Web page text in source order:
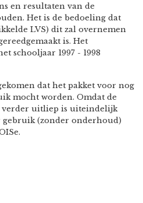
en resultaten van de
Het is de bedoeling dat
LVS) dit zal overnemen
is. Het
schooljaar 1997 - 1998
dat het pakket voor nog
mocht worden. Omdat de
verder uitliep is uiteindelijk
gebruik (zonder onderhoud)
NOVELL